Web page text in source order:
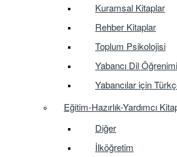
Kuramsal Kitaplar
Rehber Kitaplar
Toplum Psikolojisi
Yabancı Dil Öğrenimi
Yabancılar için
Eğitim-Hazırlık-Yardımcı
Diğer
İlköğretim